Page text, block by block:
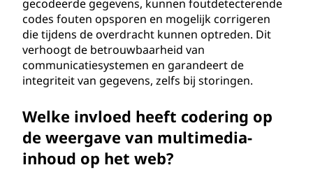
gecodeerde gegevens, kunnen foutdetecterende
codes fouten opsporen en mogelijk corrigeren
die tijdens de overdracht kunnen optreden. Dit
verhoogt de betrouwbaarheid van
communicatiesystemen en garandeert de
integriteit van gegevens, zelfs bij storingen.
Welke invloed heeft codering op
de weergave van multimedia-
inhoud op het web?